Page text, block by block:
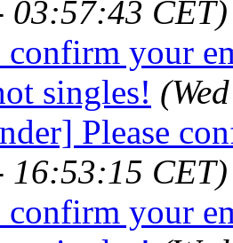
03:57:43 CET)
confirm your
singles!
Please
16:53:15 CET)
confirm your